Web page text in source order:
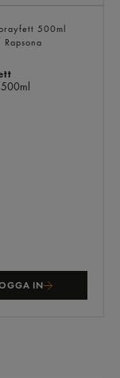
500ml
IN